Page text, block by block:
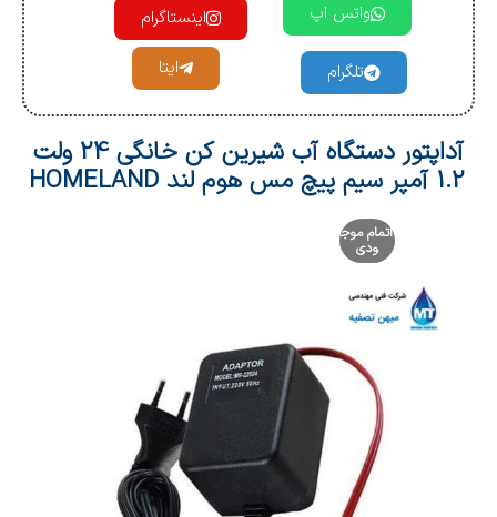
واتس اپ اینستاگرام
تلگرام ایتا
آداپتور دستگاه آب شیرین کن خانگی 24 ولت
1.2 آمپر سیم پیچ مس هوم لند HOMELAND
اتمام موج
ودی